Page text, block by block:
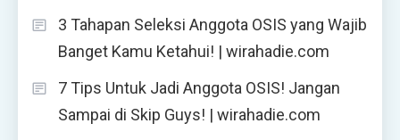
3 Tahapan Seleksi Anggota OSIS yang Wajib
Banget Kamu Ketahui! | wirahadie.com
7 Tips Untuk Jadi Anggota OSIS! Jangan
Sampai di Skip Guys! | wirahadie.com